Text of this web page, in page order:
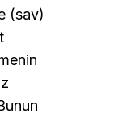
(sav)